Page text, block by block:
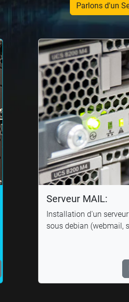
Parlons d'un
Serveur MAIL:
Installation d'un
sous debian (webmail,